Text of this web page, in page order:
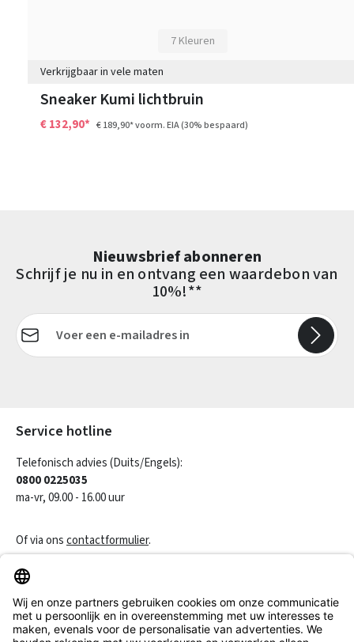
7 Kleuren
Verkrijgbaar in vele maten
Sneaker Kumi lichtbruin
€ 132,90* € 189,90*voorm. EIA(30% bespaard)
Nieuwsbrief abonneren
Schrijf je nu in en ontvang een waardebon van
10%!**
E-mailadres*
Service hotline
Telefonisch advies (Duits/Engels):
0800 0225035
ma-vr, 09.00 - 16.00 uur
Of via onscontactformulier.
Klantenservice